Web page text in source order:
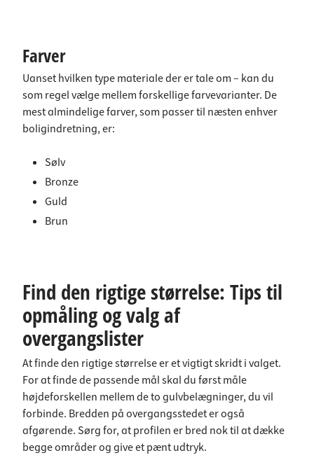
Farver
Uanset hvilken type materiale der er tale om – kan du
som regel vælge mellem forskellige farvevarianter. De
mest almindelige farver, som passer til næsten enhver
boligindretning, er:
Sølv
Bronze
Guld
Brun
Find den rigtige størrelse: Tips til
opmåling og valg af
overgangslister
At finde den rigtige størrelse er et vigtigt skridt i valget.
For at finde de passende mål skal du først måle
højdeforskellen mellem de to gulvbelægninger, du vil
forbinde. Bredden på overgangsstedet er også
afgørende. Sørg for, at profilen er bred nok til at dække
begge områder og give et pænt udtryk.